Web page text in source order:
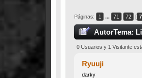
Páginas: 1 ... 71 72 [
AutorTema:
0 Usuarios y 1 Visitante
Ryuuji
darky